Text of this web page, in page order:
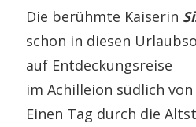
Die berühmte Kaiserin
schon in diesen
auf Entdeckungsreise
im Achilleion südlich von
Einen Tag durch die